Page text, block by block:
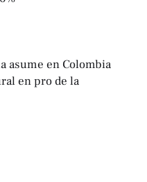
asume en Colombia
en pro de la